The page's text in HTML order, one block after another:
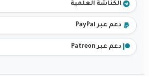
الكناشة العلمية
دعم عبر PayPal
دعم عبر Patreon